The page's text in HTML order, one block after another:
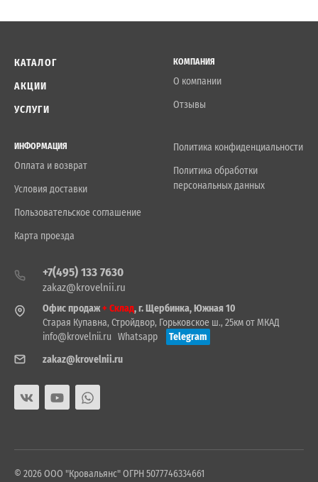
КАТАЛОГ
АКЦИИ
УСЛУГИ
КОМПАНИЯ
О компании
Отзывы
ИНФОРМАЦИЯ
Оплата и возврат
Условия доставки
Пользовательское соглашение
Карта проезда
Политика конфиденциальности
Политика обработки
персональных данных
+7(495) 133 7630
zakaz@krovelnii.ru
Офис продаж+ Склад, г. Щербинка, Южная 10
Старая Купавна, Стройдвор, Горьковское ш., 25км от МКАД
info@krovelnii.ru Whatsapp
Telegram
zakaz@krovelnii.ru
© 2026 ООО "Кровальянс" ОГРН 5077746334661